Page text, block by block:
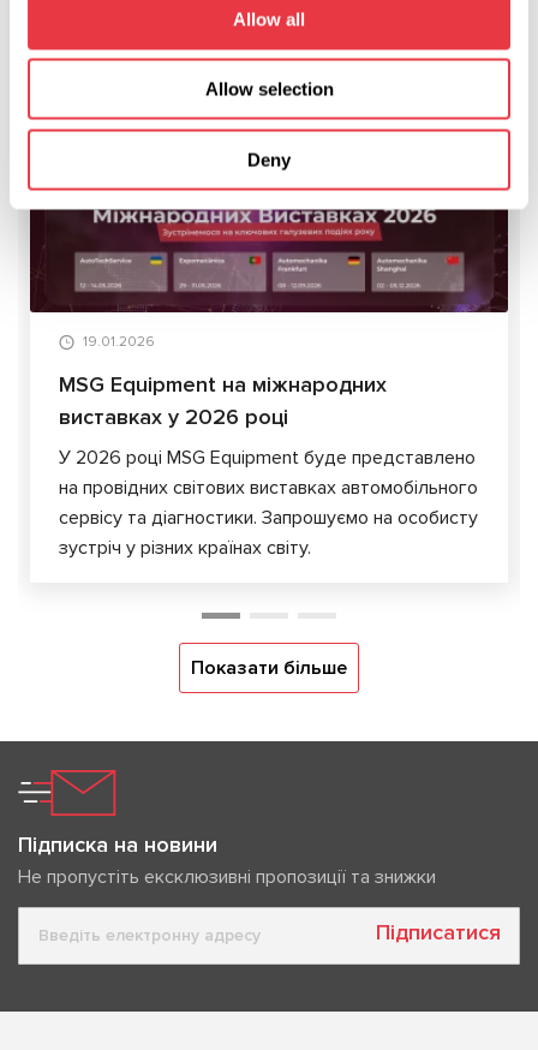
Allow all
Allow selection
Deny
АКТУАЛЬНІ НОВИНИ
19.01.2026
MSG Equipment на міжнародних
виставках у 2026 році
У 2026 році MSG Equipment буде представлено
на провідних світових виставках автомобільного
сервісу та діагностики. Запрошуємо на особисту
зустріч у різних країнах світу.
Показати більше
Підписка на новини
Не пропустіть ексклюзивні пропозиції та знижки
Підписатися